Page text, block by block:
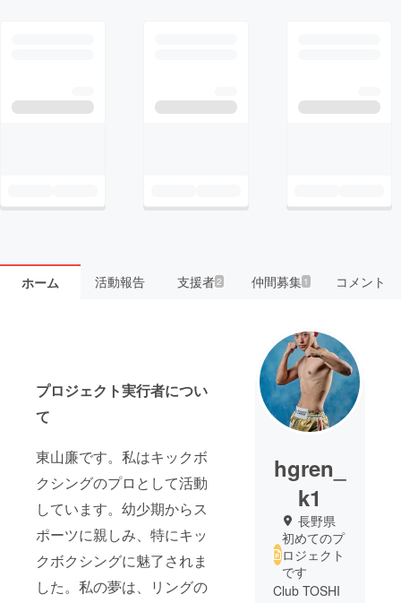
ホーム 活動報告 支援者2 仲間募集 1 コメント
プロジェクト実行者につい
て
東山廉です。私はキックボ
クシングのプロとして活動
しています。幼少期からス
ポーツに親しみ、特にキッ
クボクシングに魅了されま
した。私の夢は、リングの
hgren_
k1
長野県
初めてのプ
ロジェクト
です
Club TOSHI